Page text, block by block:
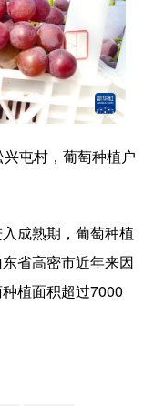
汽车
化 数字经济
屯村，葡萄种植户
成熟期，葡萄种植
省高密市近年来因
植面积超过7000